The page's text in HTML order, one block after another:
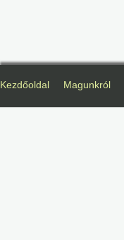
Kezdőoldal Magunkról